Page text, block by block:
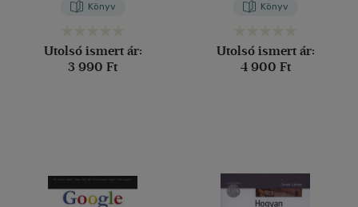
Könyv
Utolsó ismert ár:
3 990 Ft
Könyv
Utolsó ismert ár:
4 900 Ft